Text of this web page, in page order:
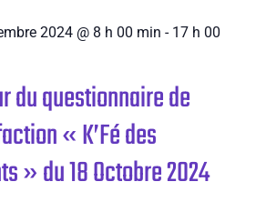
de
vues
2024 @ 8 h 00 min - 17 h 00
du questionnaire de
« K’Fé des
» du 18 Octobre 2024